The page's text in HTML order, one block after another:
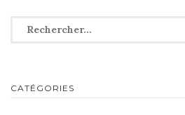
Rechercher :
CATÉGORIES